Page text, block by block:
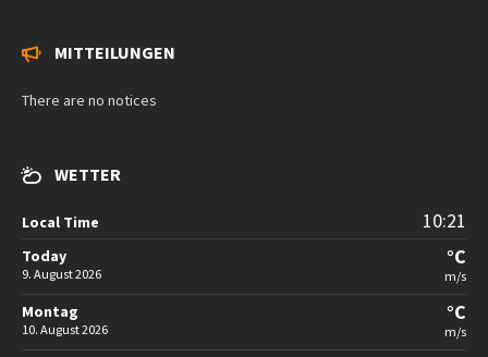
MITTEILUNGEN
There are no notices
WETTER
Local Time 10:21
Today
9. August 2026
°C
m/s
Montag
10. August 2026
°C
m/s